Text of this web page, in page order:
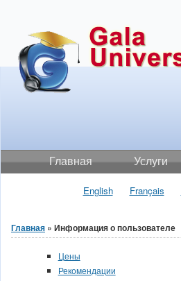
Главная Услуги
English Français
Вы здесь
Главная » Информация о пользователе
Цены
Рекомендации